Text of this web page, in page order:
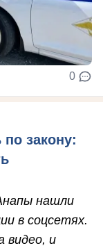
0
закону:
нашли
в соцсетях.
видео, и